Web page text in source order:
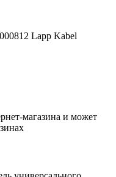
Lapp Kabel
магазина и может